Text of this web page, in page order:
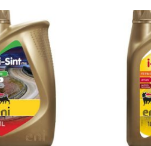
Προσθήκη
στα
Αγαπημένα